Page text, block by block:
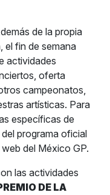
de la propia
el fin de semana
actividades
oferta
campeonatos,
artísticas. Para
específicas de
programa oficial
del México GP.
las actividades
DE LA